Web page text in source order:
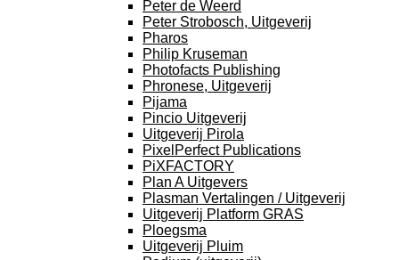
Peter de Weerd
Peter Strobosch, Uitgeverij
Pharos
Philip Kruseman
Photofacts Publishing
Phronese, Uitgeverij
Pijama
Pincio Uitgeverij
Uitgeverij Pirola
PixelPerfect Publications
PiXFACTORY
Plan A Uitgevers
Plasman Vertalingen / Uitgeverij
Uitgeverij Platform GRAS
Ploegsma
Uitgeverij Pluim